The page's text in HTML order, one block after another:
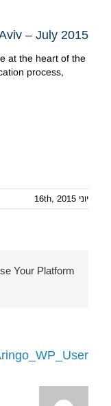
– July 2015
at the heart of the
process,
יוני 16th, 2015
Your Platform!